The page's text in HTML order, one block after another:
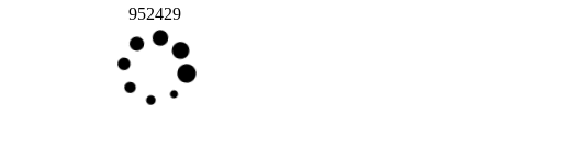
952429